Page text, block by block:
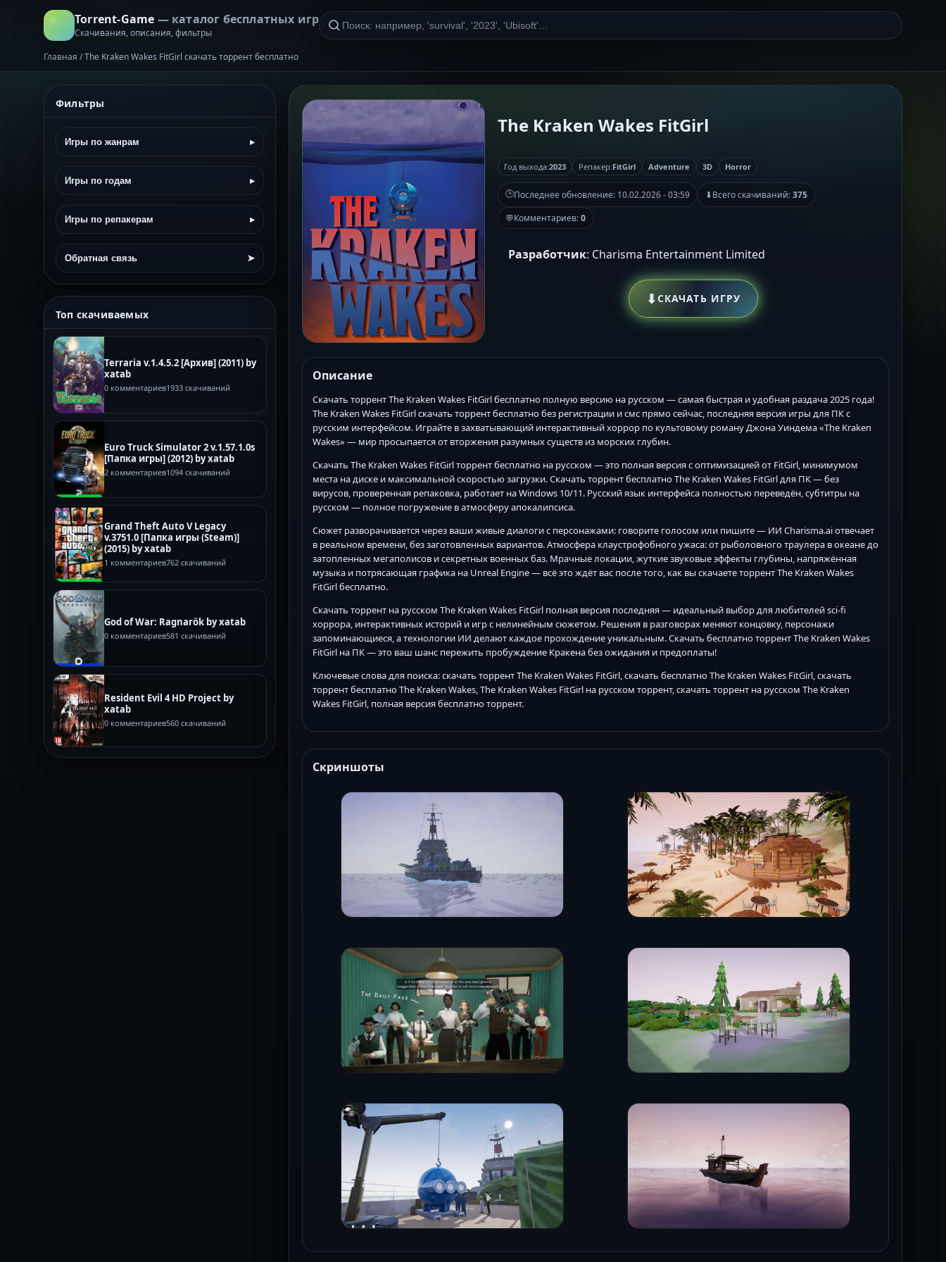
Torrent-Game — каталог бесплатных игр
Скачивания, описания, фильтры
Главная /The Kraken Wakes FitGirl скачать торрент бесплатно
Фильтры
Игры по жанрам ▸
Игры по годам ▸
Игры по репакерам ▸
Обратная связь ➤
Топ скачиваемых
Terraria v.1.4.5.2 [Архив] (2011) by
xatab
0 комментариев1933 скачиваний
Euro Truck Simulator 2 v.1.57.1.0s
[Папка игры] (2012) by xatab
2 комментариев1094 скачиваний
Grand Theft Auto V Legacy
v.3751.0 [Папка игры (Steam)]
(2015) by xatab
1 комментариев762 скачиваний
God of War: Ragnarök by xatab
0 комментариев581 скачиваний
Resident Evil 4 HD Project by
xatab
0 комментариев560 скачиваний
The Kraken Wakes FitGirl
Год выхода:2023 Репакер:FitGirl Adventure 3D Horror
🕒Последнее обновление: 10.02.2026 - 03:59 ⬇Всего скачиваний:375
💬Комментариев:0
Разработчик: Charisma Entertainment Limited
⬇СКАЧАТЬ ИГРУ
Описание
Скачать торрент The Kraken Wakes FitGirl бесплатно полную версию на русском — самая быстрая и удобная раздача 2025 года!
The Kraken Wakes FitGirl скачать торрент бесплатно без регистрации и смс прямо сейчас, последняя версия игры для ПК с
русским интерфейсом. Играйте в захватывающий интерактивный хоррор по культовому роману Джона Уиндема «The Kraken
Wakes» — мир просыпается от вторжения разумных существ из морских глубин.
Скачать The Kraken Wakes FitGirl торрент бесплатно на русском — это полная версия с оптимизацией от FitGirl, минимумом
места на диске и максимальной скоростью загрузки. Скачать торрент бесплатно The Kraken Wakes FitGirl для ПК — без
вирусов, проверенная репаковка, работает на Windows 10/11. Русский язык интерфейса полностью переведён, субтитры на
русском — полное погружение в атмосферу апокалипсиса.
Сюжет разворачивается через ваши живые диалоги с персонажами: говорите голосом или пишите — ИИ Charisma.ai отвечает
в реальном времени, без заготовленных вариантов. Атмосфера клаустрофобного ужаса: от рыболовного траулера в океане до
затопленных мегаполисов и секретных военных баз. Мрачные локации, жуткие звуковые эффекты глубины, напряжённая
музыка и потрясающая графика на Unreal Engine — всё это ждёт вас после того, как вы скачаете торрент The Kraken Wakes
FitGirl бесплатно.
Скачать торрент на русском The Kraken Wakes FitGirl полная версия последняя — идеальный выбор для любителей sci-fi
хоррора, интерактивных историй и игр с нелинейным сюжетом. Решения в разговорах меняют концовку, персонажи
запоминающиеся, а технологии ИИ делают каждое прохождение уникальным. Скачать бесплатно торрент The Kraken Wakes
FitGirl на ПК — это ваш шанс пережить пробуждение Кракена без ожидания и предоплаты!
Ключевые слова для поиска: скачать торрент The Kraken Wakes FitGirl, скачать бесплатно The Kraken Wakes FitGirl, скачать
торрент бесплатно The Kraken Wakes, The Kraken Wakes FitGirl на русском торрент, скачать торрент на русском The Kraken
Wakes FitGirl, полная версия бесплатно торрент.
Скриншоты